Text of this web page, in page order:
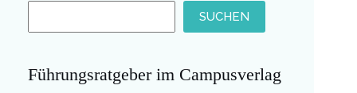
SUCHEN
Führungsratgeber im Campusverlag